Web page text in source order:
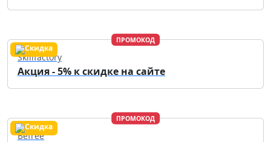
ПРОМОКОД
Skillfactory
Акция - 5% к скидке на сайте
ПРОМОКОД
Befree